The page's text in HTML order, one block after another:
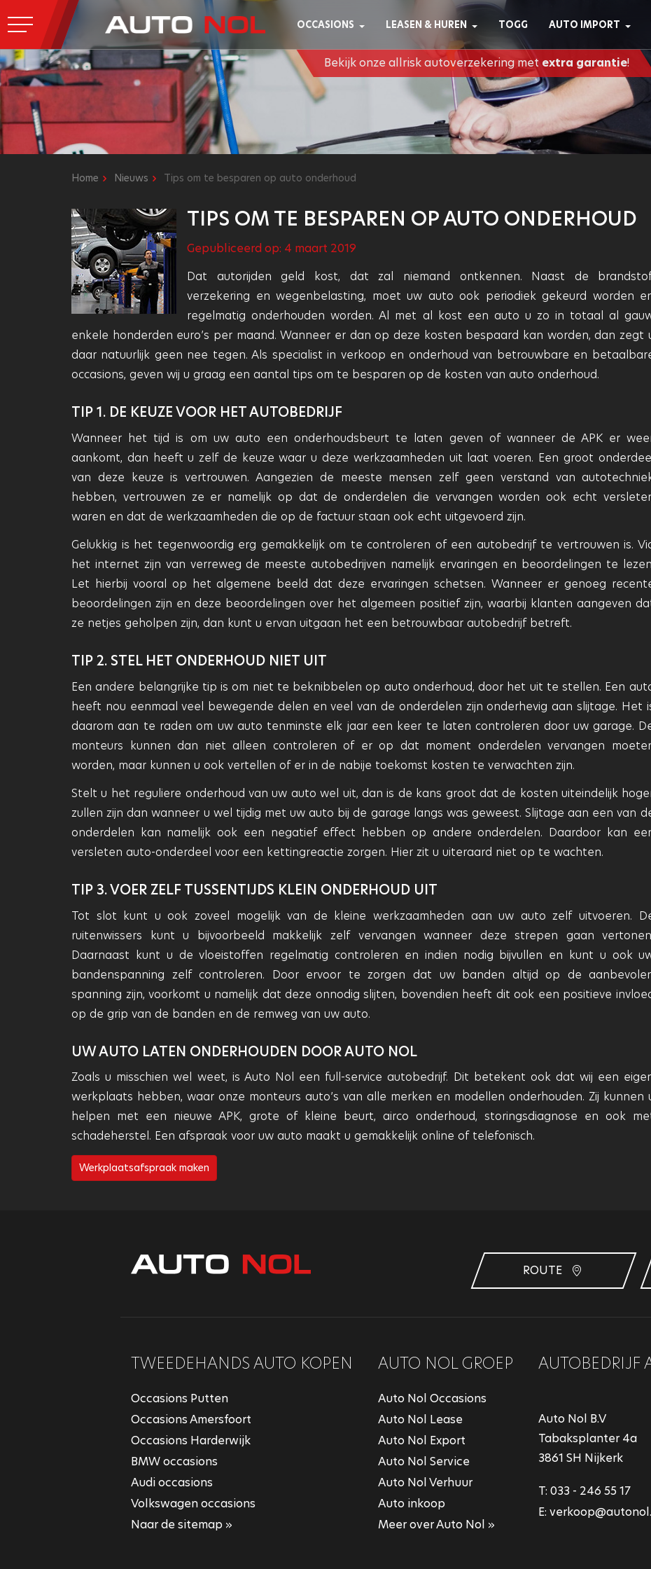
OCCASIONS LEASEN & HUREN TOGG AUTO IMPORT
Bekijk onze allrisk autoverzekering met extra garantie!
Home Nieuws Tips om te besparen op auto onderhoud
TIPS OM TE BESPAREN OP AUTO ONDERHOUD
Gepubliceerd op: 4 maart 2019
Dat autorijden geld kost, dat zal niemand ontkennen. Naast de
verzekering en wegenbelasting, moet uw auto ook periodiek gekeurd worden
regelmatig onderhouden worden. Al met al kost een auto u zo in totaal al
enkele honderden euro’s per maand. Wanneer er dan op deze kosten bespaard kan worden, dan zegt
daar natuurlijk geen nee tegen. Als specialist in verkoop en onderhoud van betrouwbare en
occasions, geven wij u graag een aantal tips om te besparen op de kosten van auto onderhoud.
TIP 1. DE KEUZE VOOR HET AUTOBEDRIJF
Wanneer het tijd is om uw auto een onderhoudsbeurt te laten geven of wanneer de APK er
aankomt, dan heeft u zelf de keuze waar u deze werkzaamheden uit laat voeren. Een groot
van deze keuze is vertrouwen. Aangezien de meeste mensen zelf geen verstand van
hebben, vertrouwen ze er namelijk op dat de onderdelen die vervangen worden ook echt
waren en dat de werkzaamheden die op de factuur staan ook echt uitgevoerd zijn.
Gelukkig is het tegenwoordig erg gemakkelijk om te controleren of een autobedrijf te vertrouwen is.
het internet zijn van verreweg de meeste autobedrijven namelijk ervaringen en beoordelingen te
Let hierbij vooral op het algemene beeld dat deze ervaringen schetsen. Wanneer er genoeg
beoordelingen zijn en deze beoordelingen over het algemeen positief zijn, waarbij klanten aangeven
ze netjes geholpen zijn, dan kunt u ervan uitgaan het een betrouwbaar autobedrijf betreft.
TIP 2. STEL HET ONDERHOUD NIET UIT
Een andere belangrijke tip is om niet te beknibbelen op auto onderhoud, door het uit te stellen. Een
heeft nou eenmaal veel bewegende delen en veel van de onderdelen zijn onderhevig aan slijtage. Het
daarom aan te raden om uw auto tenminste elk jaar een keer te laten controleren door uw garage.
monteurs kunnen dan niet alleen controleren of er op dat moment onderdelen vervangen
worden, maar kunnen u ook vertellen of er in de nabije toekomst kosten te verwachten zijn.
Stelt u het reguliere onderhoud van uw auto wel uit, dan is de kans groot dat de kosten uiteindelijk
zullen zijn dan wanneer u wel tijdig met uw auto bij de garage langs was geweest. Slijtage aan een van
onderdelen kan namelijk ook een negatief effect hebben op andere onderdelen. Daardoor kan
versleten auto-onderdeel voor een kettingreactie zorgen. Hier zit u uiteraard niet op te wachten.
TIP 3. VOER ZELF TUSSENTIJDS KLEIN ONDERHOUD UIT
Tot slot kunt u ook zoveel mogelijk van de kleine werkzaamheden aan uw auto zelf uitvoeren.
ruitenwissers kunt u bijvoorbeeld makkelijk zelf vervangen wanneer deze strepen gaan
Daarnaast kunt u de vloeistoffen regelmatig controleren en indien nodig bijvullen en kunt u ook
bandenspanning zelf controleren. Door ervoor te zorgen dat uw banden altijd op de
spanning zijn, voorkomt u namelijk dat deze onnodig slijten, bovendien heeft dit ook een positieve
op de grip van de banden en de remweg van uw auto.
UW AUTO LATEN ONDERHOUDEN DOOR AUTO NOL
Zoals u misschien wel weet, is Auto Nol een full-service autobedrijf. Dit betekent ook dat wij een
werkplaats hebben, waar onze monteurs auto’s van alle merken en modellen onderhouden. Zij kunnen
helpen met een nieuwe APK, grote of kleine beurt, airco onderhoud, storingsdiagnose en ook
schadeherstel. Een afspraak voor uw auto maakt u gemakkelijk online of telefonisch.
Werkplaatsafspraak maken
ROUTE
TWEEDEHANDS AUTO KOPEN
Occasions Putten
Occasions Amersfoort
Occasions Harderwijk
BMW occasions
Audi occasions
Volkswagen occasions
Naar de sitemap »
AUTO NOL GROEP
Auto Nol Occasions
Auto Nol Lease
Auto Nol Export
Auto Nol Service
Auto Nol Verhuur
Auto inkoop
Meer over Auto Nol »
AUTOBEDRIJF
Auto Nol B.V
Tabaksplanter 4a
3861 SH Nijkerk
T: 033 - 246 55 17
E: